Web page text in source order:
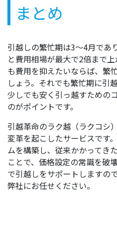
まとめ
引越しの繁忙期は3～4月であ
と費用相場が最大で2倍まで
も費用を抑えたいならば、繁
しょう。それでも繁忙期に引
少しでも安く引っ越すための
のがポイントです。
引越革命のラク越（ラクコシ
変革を起こしたサービスです
ムを構築し、従来かかってき
ことで、価格設定の常識を破
で引越しをサポートしますの
弊社にお任せください。